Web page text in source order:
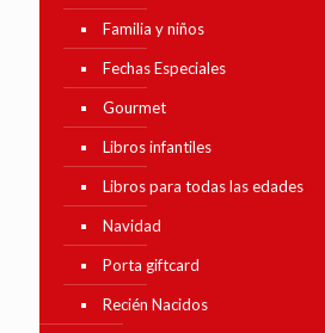
Familia y niños
Fechas Especiales
Gourmet
Libros infantiles
Libros para todas las edades
Navidad
Porta giftcard
Recién Nacidos